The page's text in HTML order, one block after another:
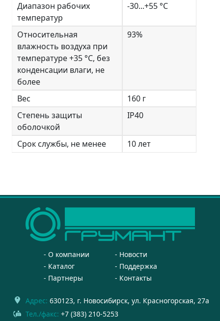
Диапазон рабочих
температур
-30...+55 °С
Относительная
влажность воздуха при
температуре +35 °С, без
конденсации влаги, не
более
93%
Вес
160 г
Степень защиты
оболочкой
IP40
Срок службы, не менее 10 лет
О компании
Новости
Каталог
Поддержка
Партнеры
Контакты
Адрес: 630123, г. Новосибирск, ул. Красногорская, 27а
Тел./факс: +7 (383) 210-5253